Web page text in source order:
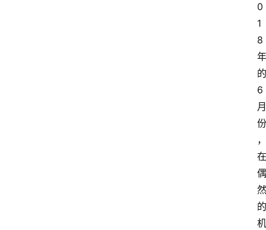
0
1
8
年
的
6
月
份
，
在
偶
然
的
机